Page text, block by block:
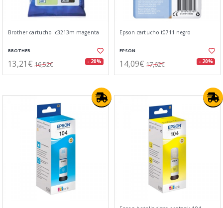
Brother cartucho lc3213m magenta
BROTHER
13,21€ 16,52€ - 20%
Epson cartucho t0711 negro
EPSON
14,09€ 17,62€ - 20%